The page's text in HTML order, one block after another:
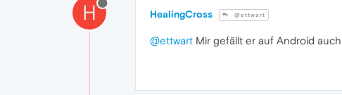
H HealingCross @ettwart
@ettwart Mir gefällt er auf Android